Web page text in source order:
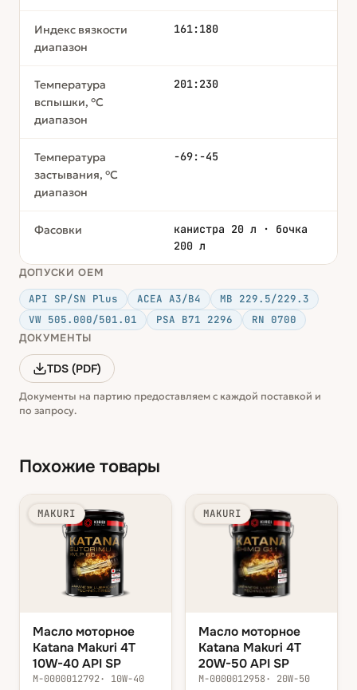
Индекс вязкости
диапазон
161:180
Температура
вспышки, °С
диапазон
201:230
Температура
застывания, °С
диапазон
-69:-45
Фасовки
канистра 20 л · бочка
200 л
ДОПУСКИ OEM
API SP/SN Plus
ACEA A3/B4
MB 229.5/229.3
VW 505.000/501.01
PSA B71 2296
RN 0700
ДОКУМЕНТЫ
TDS (PDF)
Документы на партию предоставляем с каждой поставкой и
по запросу.
Похожие товары
MAKURI
Масло моторное
Katana Makuri 4T
10W-40 API SP
М-0000012792· 10W-40
MAKURI
Масло моторное
Katana Makuri 4T
20W-50 API SP
М-0000012958· 20W-50